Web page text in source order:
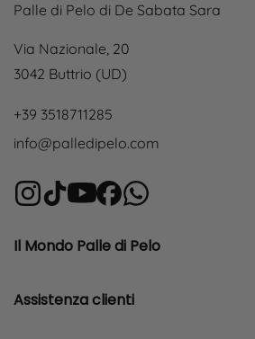
Palle di Pelo di De Sabata Sara
Via Nazionale, 20
3042 Buttrio (UD)
+39 3518711285
info@palledipelo.com
Il Mondo Palle di Pelo
Assistenza clienti